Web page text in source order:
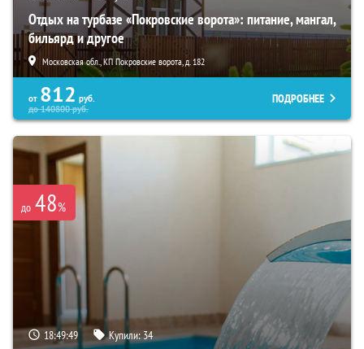
Отдых на турбазе «Покровские ворота»: питание, мангал,
бильярд и другое
Московская обл., КП Покровские ворота, д. 182
от 812 руб.
до140800руб.
ПОДРОБНЕЕ
до 48%
18:49:48 Купили:34